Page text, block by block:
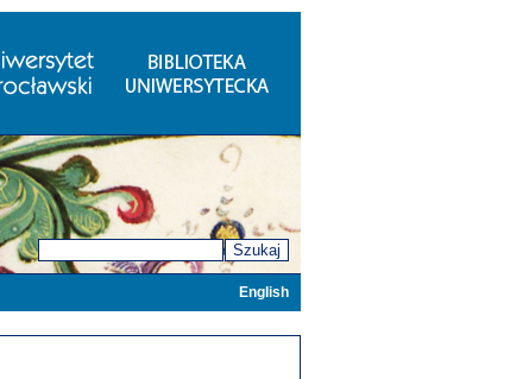
Szukaj
English